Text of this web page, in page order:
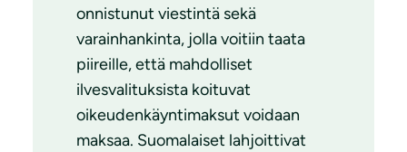
onnistunut viestintä sekä
varainhankinta, jolla voitiin taata
piireille, että mahdolliset
ilvesvalituksista koituvat
oikeudenkäyntimaksut voidaan
maksaa. Suomalaiset lahjoittivat